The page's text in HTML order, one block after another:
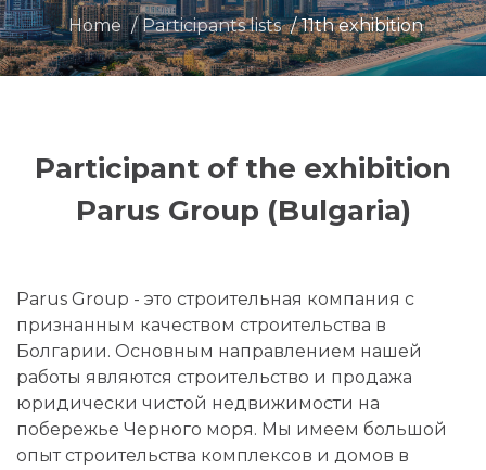
Home Participants lists 11th exhibition
Participant of the exhibition
Parus Group (Bulgaria)
Parus Group - это строительная компания с
признанным качеством строительства в
Болгарии. Основным направлением нашей
работы являются строительство и продажа
юридически чистой недвижимости на
побережье Черного моря. Мы имеем большой
опыт строительства комплексов и домов в